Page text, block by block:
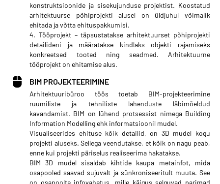
konstruktsioonide ja sisekujunduse projektist. Koostatud
arhitektuurse põhiprojekti alusel on üldjuhul võimalik
ehitada ja võtta ehituspakkumisi.
4. Tööprojekt – täpsustatakse arhitektuurset põhiprojekti
detailideni ja määratakse kindlaks objekti rajamiseks
konkreetsed tooted ning seadmed. Arhitektuurne
tööprojekt on ehitamise alus.
BIM PROJEKTEERIMINE
Arhitektuuribüroo töös toetab BIM-projekteerimine
ruumiliste ja tehniliste lahenduste läbimõeldud
kavandamist. BIM on lühend protsessist nimega Building
Information Modelling ehk informatsioonil mudel.
Visualiseerides ehituse kõik detailid, on 3D mudel kogu
projekti aluseks. Sellega veendutakse, et kõik on nagu peab,
enne kui projekti päriselus realiseerima hakatakse.
BIM 3D mudel sisaldab kihtide kaupa metainfot, mida
osapooled saavad sujuvalt ja sünkroniseeritult muuta. See
on osapoolte infovahetus, mille käigus selguvad parimad